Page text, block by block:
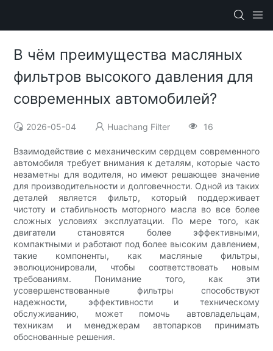
В чём преимущества масляных
фильтров высокого давления для
современных автомобилей?
2026-05-04 Huachang Filter 16
Взаимодействие с механическим сердцем современного
автомобиля требует внимания к деталям, которые часто
незаметны для водителя, но имеют решающее значение
для производительности и долговечности. Одной из таких
деталей является фильтр, который поддерживает
чистоту и стабильность моторного масла во все более
сложных условиях эксплуатации. По мере того, как
двигатели становятся более эффективными,
компактными и работают под более высоким давлением,
такие компоненты, как масляные фильтры,
эволюционировали, чтобы соответствовать новым
требованиям. Понимание того, как эти
усовершенствованные фильтры способствуют
надежности, эффективности и техническому
обслуживанию, может помочь автовладельцам,
техникам и менеджерам автопарков принимать
обоснованные решения.